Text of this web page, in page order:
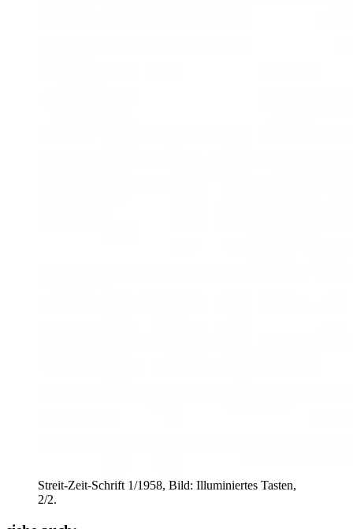
Streit-Zeit-Schrift 1/1958, Bild: Illuminiertes Tasten,
2/2.